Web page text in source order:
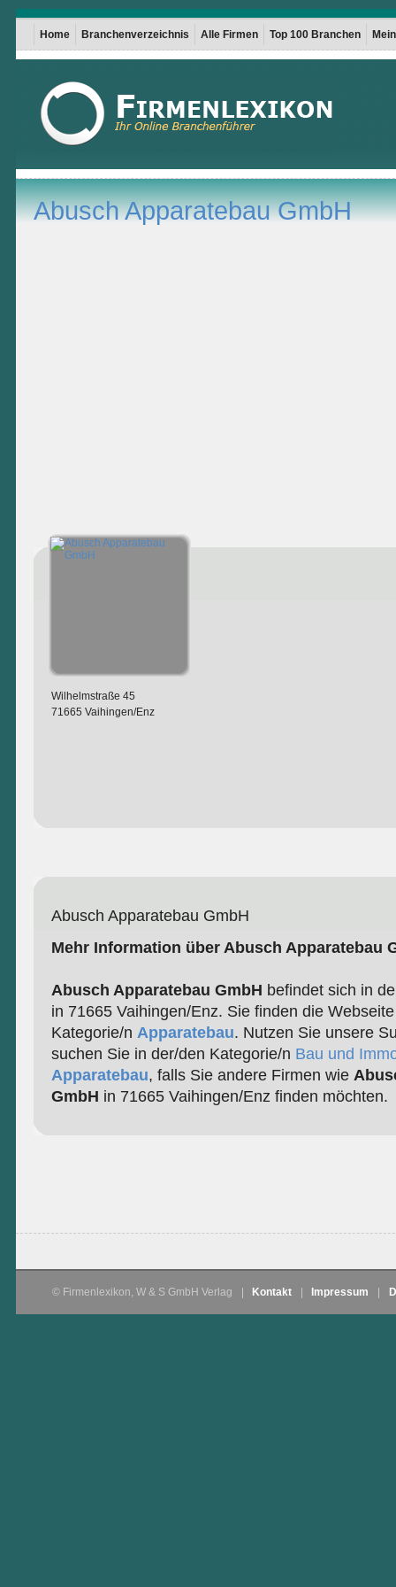
Home Branchenverzeichnis Alle Firmen Top 100 Branchen
Abusch Apparatebau GmbH
Wilhelmstraße 45
71665 Vaihingen/Enz
Abusch Apparatebau GmbH
Mehr Information über Abusch Apparatebau
Abusch Apparatebau GmbH befindet sich in
in 71665 Vaihingen/Enz. Sie finden die
Kategorie/n Apparatebau. Nutzen Sie unsere
suchen Sie in der/den Kategorie/n Bau und
Apparatebau, falls Sie andere Firmen wie
GmbH in 71665 Vaihingen/Enz finden möchten.
© Firmenlexikon, W & S GmbH Verlag Kontakt Impressum